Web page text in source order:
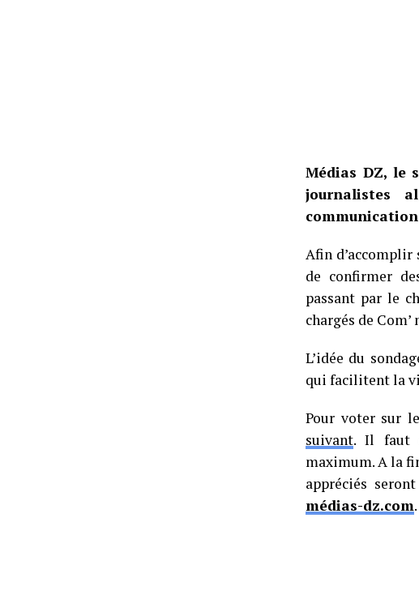
Médias DZ, le
journalistes
communication
Afin
de confirmer
passant par le
chargés de
L’idée du
qui facilitent la
Pour voter sur
suivant. Il faut
maximum. A la
appréciés
médias-dz.com.